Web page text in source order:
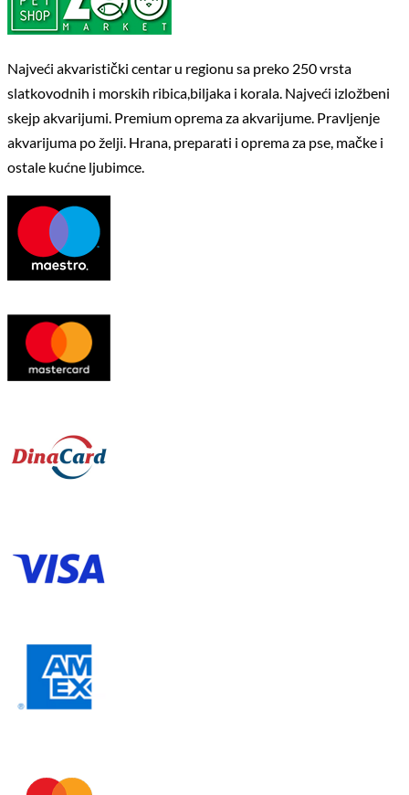
Najveći akvaristički centar u regionu sa preko 250 vrsta
slatkovodnih i morskih ribica,biljaka i korala. Najveći izložbeni
skejp akvarijumi. Premium oprema za akvarijume. Pravljenje
akvarijuma po želji. Hrana, preparati i oprema za pse, mačke i
ostale kućne ljubimce.